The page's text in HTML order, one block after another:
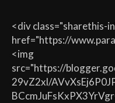
<div class="sharethis-
href="https://
<img
src="https://
29vZ2xl/